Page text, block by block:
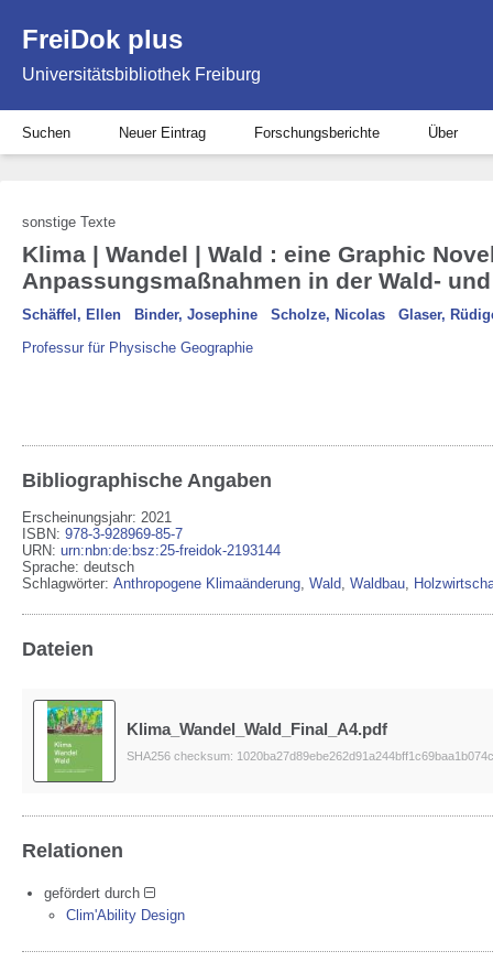
FreiDok plus
Universitätsbibliothek Freiburg
Suchen Neuer Eintrag Forschungsberichte Über
sonstige Texte
Klima | Wandel | Wald : eine Graphic
Anpassungsmaßnahmen in der Wald-
Schäffel, Ellen Binder, Josephine Scholze, Nicolas Glaser,
Professur für Physische Geographie
Bibliographische Angaben
Erscheinungsjahr: 2021
ISBN: 978-3-928969-85-7
URN: urn:nbn:de:bsz:25-freidok-2193144
Sprache: deutsch
Schlagwörter: Anthropogene Klimaänderung, Wald, Waldbau,
Dateien
Klima_Wandel_Wald_Final_A4.pdf
SHA256 checksum:
Relationen
gefördert durch
Clim'Ability Design